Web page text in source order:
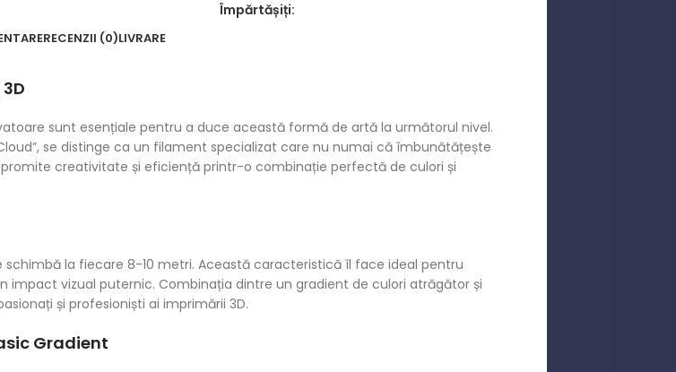
Împărtășiți:
RECENZII (0)LIVRARE
sunt esențiale pentru a duce această formă de artă la următorul nivel.
se distinge ca un filament specializat care nu numai că îmbunătățește
creativitate și eficiență printr-o combinație perfectă de culori și
schimbă la fiecare 8-10 metri. Această caracteristică îl face ideal pentru
vizual puternic. Combinația dintre un gradient de culori atrăgător și
și profesioniști ai imprimării 3D.
Gradient